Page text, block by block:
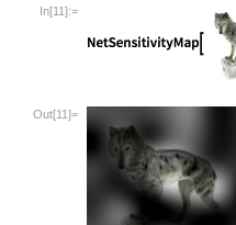
In[11]:=
Out[11]=